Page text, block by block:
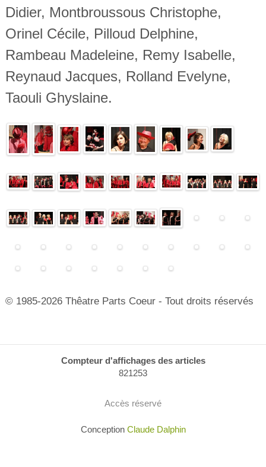
Didier, Montbroussous Christophe,
Orinel Cécile, Pilloud Delphine,
Rambeau Madeleine, Remy Isabelle,
Reynaud Jacques, Rolland Evelyne,
Taouli Ghyslaine.
© 1985-2026 Thêatre Parts Coeur - Tout droits réservés
Compteur d'affichages des articles
821253
Accès réservé
Conception Claude Dalphin